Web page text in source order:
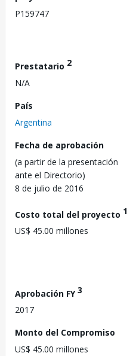
P159747
Prestatario 2
N/A
País
Argentina
Fecha de aprobación
(a partir de la presentación
ante el Directorio)
8 de julio de 2016
Costo total del proyecto 1
US$ 45.00 millones
Aprobación FY3
2017
Monto del Compromiso
US$ 45.00 millones